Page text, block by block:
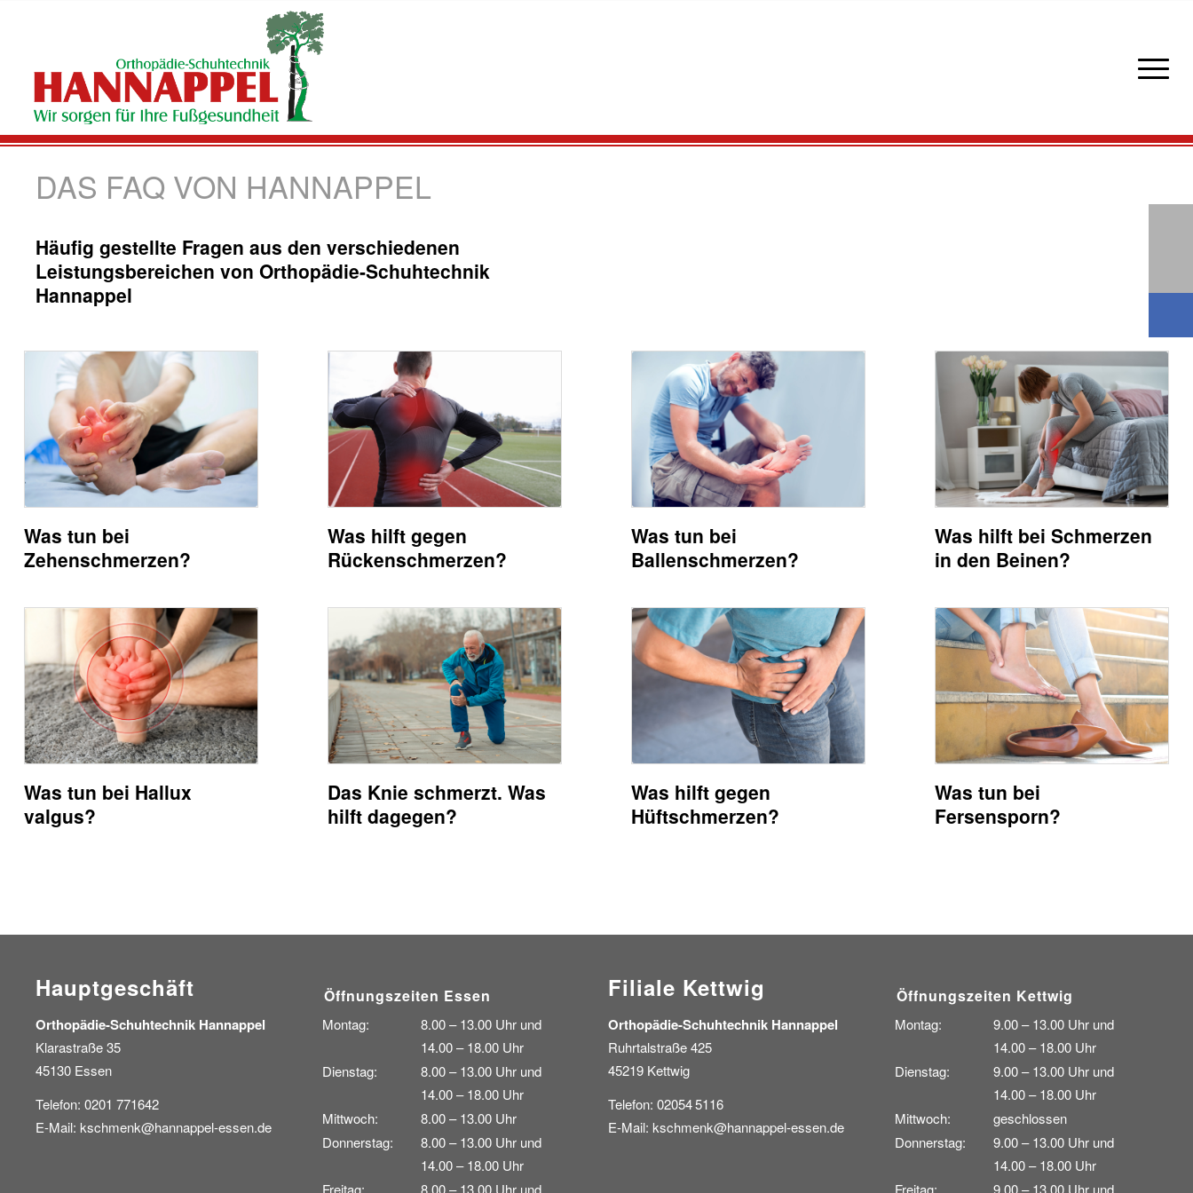
DAS FAQ VON HANNAPPEL
Häufig gestellte Fragen aus den verschiedenen
Leistungsbereichen von Orthopädie-Schuhtechnik
Hannappel
Was tun bei
Zehenschmerzen?
Was hilft gegen
Rückenschmerzen?
Was tun bei
Ballenschmerzen?
Was hilft bei Schmerzen
in den Beinen?
Was tun bei Hallux
valgus?
Das Knie schmerzt. Was
hilft dagegen?
Was hilft gegen
Hüftschmerzen?
Was tun bei
Fersensporn?
Hauptgeschäft
Orthopädie-Schuhtechnik Hannappel
Klarastraße 35
45130 Essen
Telefon: 0201 771642
E-Mail: kschmenk@hannappel-essen.de
Öffnungszeiten Essen
Montag:
8.00 – 13.00 Uhr und
14.00 – 18.00 Uhr
Dienstag:
8.00 – 13.00 Uhr und
14.00 – 18.00 Uhr
Mittwoch:
8.00 – 13.00 Uhr
Donnerstag:
8.00 – 13.00 Uhr und
14.00 – 18.00 Uhr
Freitag:
8.00 – 13.00 Uhr und
Filiale Kettwig
Orthopädie-Schuhtechnik Hannappel
Ruhrtalstraße 425
45219 Kettwig
Telefon: 02054 5116
E-Mail: kschmenk@hannappel-essen.de
Öffnungszeiten Kettwig
Montag:
9.00 – 13.00 Uhr und
14.00 – 18.00 Uhr
Dienstag:
9.00 – 13.00 Uhr und
14.00 – 18.00 Uhr
Mittwoch:
geschlossen
Donnerstag:
9.00 – 13.00 Uhr und
14.00 – 18.00 Uhr
Freitag:
9.00 – 13.00 Uhr und